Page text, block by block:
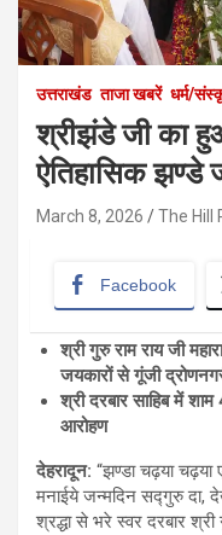
उत्तराखंड ताजा खबरें धर्म/
श्रीझंडे जी का
ऐतिहासिक झण्डे
March 8, 2026 The Hill
Facebook
श्री गुरु राम राय जी
जयकारों से गूंजी
श्री दरबार साहिब में
आरोहण
देहरादून: “झण्डा चढ़या
मनाईये जन्मदिन सद्गुरु दा,
श्रद्धा से भरे स्वर दरबार